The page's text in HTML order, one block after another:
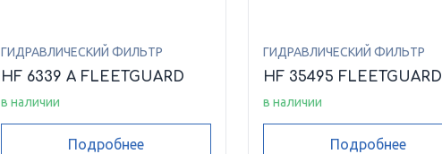
ГИДРАВЛИЧЕСКИЙ ФИЛЬТР
HF 6339 A FLEETGUARD
в наличии
Подробнее
ГИДРАВЛИЧЕСКИЙ ФИЛЬТР
HF 35495 FLEETGUARD
в наличии
Подробнее